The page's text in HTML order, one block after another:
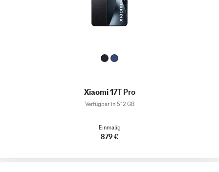
Xiaomi 17T Pro
Verfügbar in 512 GB
Einmalig
879 €